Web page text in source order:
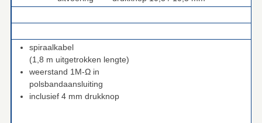
spiraalkabel
(1,8 m uitgetrokken lengte)
weerstand 1M-Ω in
polsbandaansluiting
inclusief 4 mm drukknop